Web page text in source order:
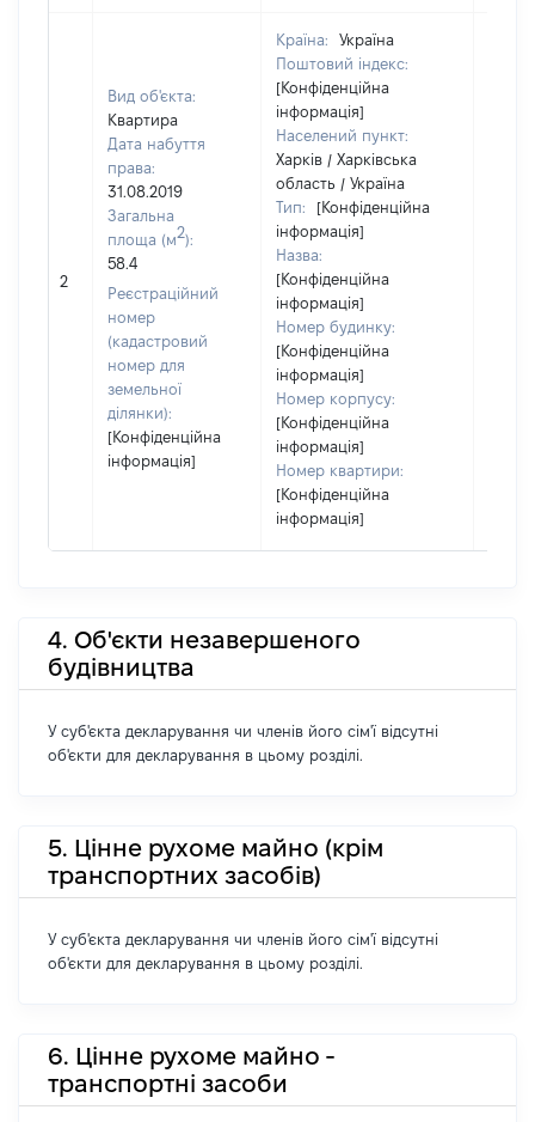
2
Вид об'єкта:
Квартира
Дата набуття
права:
31.08.2019
Загальна
площа (м2):
58.4
Реєстраційний
номер
(кадастровий
номер для
земельної
ділянки):
[Конфіденційна
інформація]
Країна:
Україна
Поштовий індекс:
[Конфіденційна
інформація]
Населений пункт:
Харків / Харківська
область / Україна
Тип:
[Конфіденційна
інформація]
Назва:
[Конфіденційна
інформація]
Номер будинку:
[Конфіденційна
інформація]
Номер корпусу:
[Конфіденційна
інформація]
Номер квартири:
[Конфіденційна
інформація]
4. Об'єкти незавершеного
будівництва
У суб'єкта декларування чи членів його сім'ї відсутні
об'єкти для декларування в цьому розділі.
5. Цінне рухоме майно (крім
транспортних засобів)
У суб'єкта декларування чи членів його сім'ї відсутні
об'єкти для декларування в цьому розділі.
6. Цінне рухоме майно -
транспортні засоби